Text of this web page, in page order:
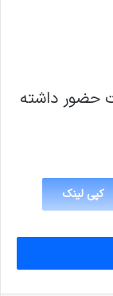
حضور داشته
کپی لینک